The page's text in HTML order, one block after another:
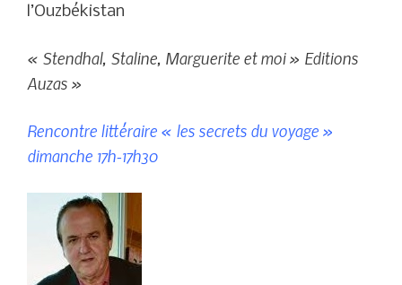
l’Ouzbékistan
« Stendhal, Staline, Marguerite et moi » Editions
Auzas »
Rencontre littéraire « les secrets du voyage »
dimanche 17h-17h30